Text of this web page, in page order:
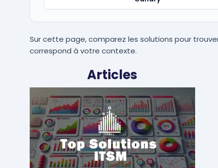
Sur cette page, comparez les solutions pour
correspond à votre contexte.
Articles